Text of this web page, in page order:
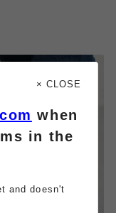
× CLOSE
when
in the
and doesn't